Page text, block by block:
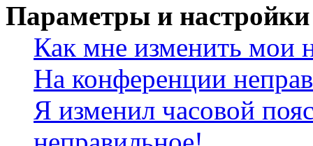
Параметры и настройки
Как мне изменить мои
На конференции
Я изменил часовой